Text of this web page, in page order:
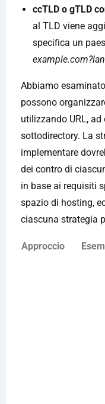
ccTLD o gTLD
al TLD viene
specifica un
Abbiamo
possono
utilizzando URL,
sottodirectory. La
implementare
dei contro di
in base ai requisiti
spazio di hosting,
ciascuna strategia
Approccio